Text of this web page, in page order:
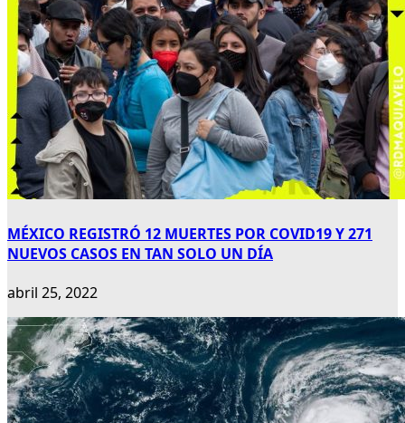
MÉXICO REGISTRÓ 12 MUERTES POR COVID19 Y 271
NUEVOS CASOS EN TAN SOLO UN DÍA
abril 25, 2022